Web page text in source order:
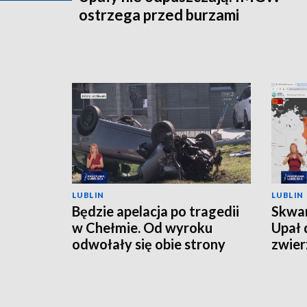
ostrzega przed burzami
LUBLIN
Będzie apelacja po tragedii
w Chełmie. Od wyroku
odwołały się obie strony
LUBLIN